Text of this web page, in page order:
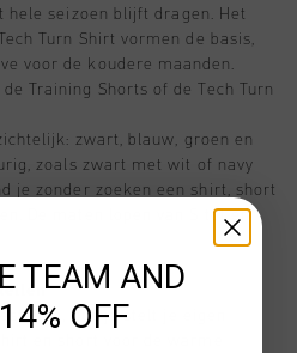
seizoen blijft dragen. Het
Turn Shirt vormen de basis,
voor de koudere maanden.
Training Shorts of de Tech Turn
zwart, blauw, groen en
zoals zwart met wit of navy
je zonder zoeken een shirt, short
De maten lopen van S tot en
dus je stelt je eigen
en short voor de warme
TEAM AND
OFF